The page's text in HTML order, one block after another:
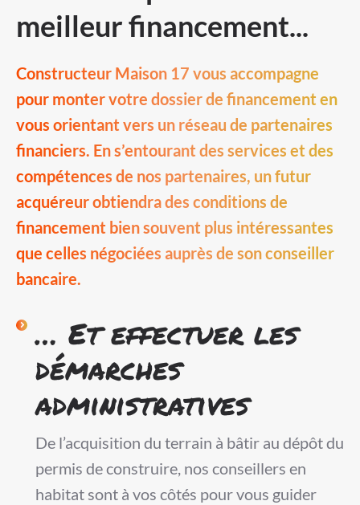
meilleur financement...
Constructeur Maison 17 vous accompagne
pour monter votre dossier de financement en
vous orientant vers un réseau de partenaires
financiers. En s’entourant des services et des
compétences de nos partenaires, un futur
acquéreur obtiendra des conditions de
financement bien souvent plus intéressantes
que celles négociées auprès de son conseiller
bancaire.
… Et effectuer les
démarches
administratives
De l’acquisition du terrain à bâtir au dépôt du
permis de construire, nos conseillers en
habitat sont à vos côtés pour vous guider